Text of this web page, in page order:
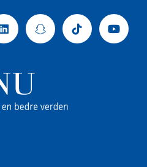
LinkedinSnapchatTiktok